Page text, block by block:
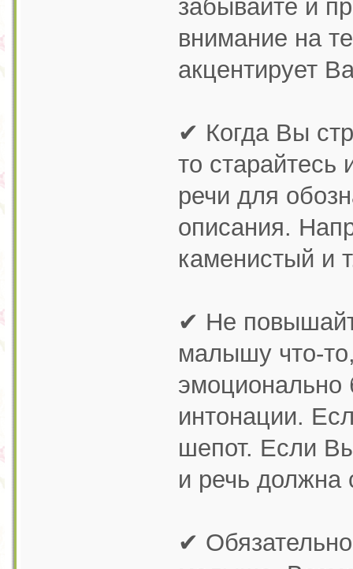
забывайте и
внимание на
акцентирует
✔ Когда Вы
то старайтесь
речи для
описания.
каменистый и
✔ Не
малышу что-
эмоционально
интонации.
шепот. Если
и речь должна
✔